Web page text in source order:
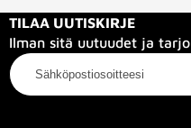
TILAA UUTISKIRJE
Ilman sitä uutuudet ja
Sähköpostiosoitteesi